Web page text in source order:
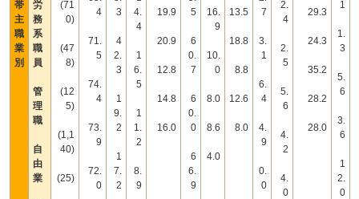
帯
主
職
業
別
労
務
系
職
員
管
理
職
自
由
業
(71
0)
(47
8)
(12
5)
(1,1
40)
(25)
4
71.
5
74.
4
73.
9
72.
0
3
4
2.
3
1
9.
2
1
7.
2
4.
4
1
6.
5
1
1.
2
8.
9
19.9
20.9
12.8
14.8
16.0
5
6
0.
7
6
0.
0
6
6.
9
16.
9
10.
0
8.0
8.6
4.0
13.5
18.8
8.8
12.6
8.0
7
3.
1
6.
4
4.
9
0.
0
2.
4
2.
5
5.
6
4.
2
4.
0
29.3
24.3
35.2
28.2
28.0
1
1.
3
5.
6
3.
6
1
2.
0